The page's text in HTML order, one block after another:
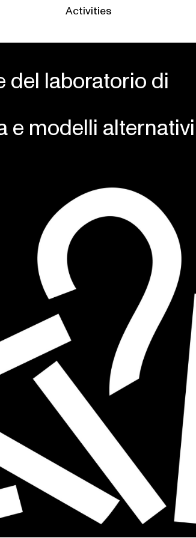
Activities
del laboratorio di
e modelli alternativi